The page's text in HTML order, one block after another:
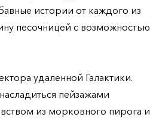
истории от каждого из
песочницей с возможностью
удаленной Галактики.
пейзажами
из морковного пирога и